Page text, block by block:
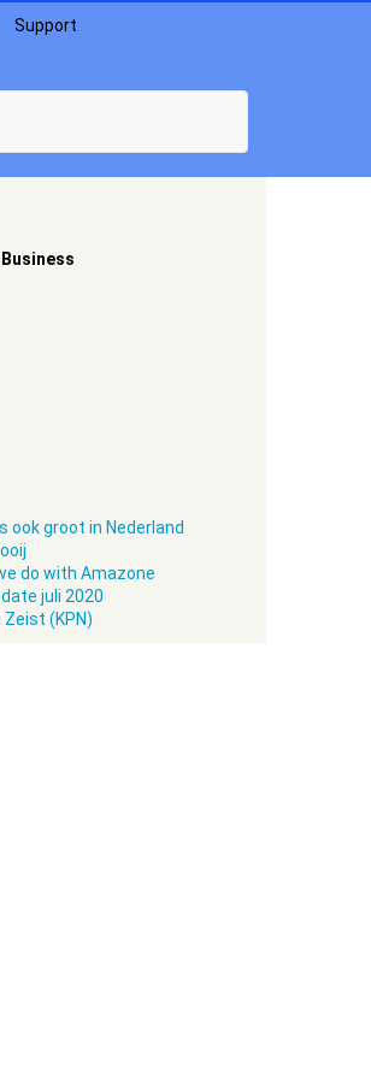
Support
ook groot in Nederland
do with Amazone
juli 2020
Zeist (KPN)